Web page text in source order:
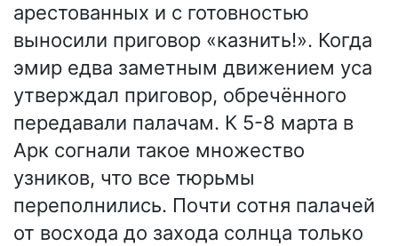
арестованных и с готовностью
выносили приговор «казнить!». Когда
эмир едва заметным движением уса
утверждал приговор, обречённого
передавали палачам. К 5-8 марта в
Арк согнали такое множество
узников, что все тюрьмы
переполнились. Почти сотня палачей
от восхода до захода солнца только